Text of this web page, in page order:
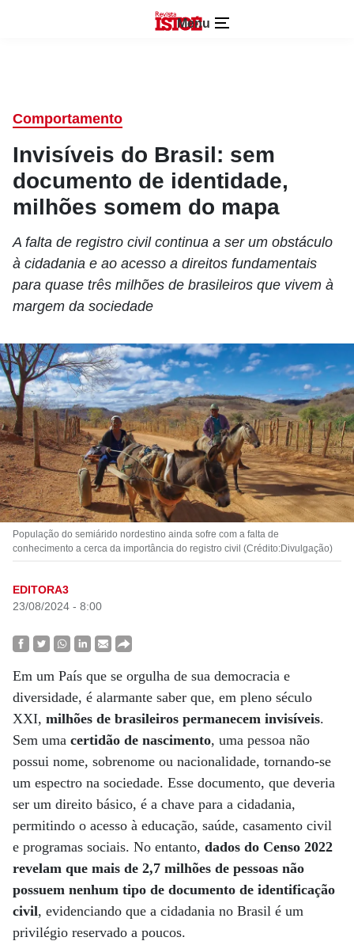
Menu
Comportamento
Invisíveis do Brasil: sem
documento de identidade,
milhões somem do mapa
A falta de registro civil continua a ser um obstáculo
à cidadania e ao acesso a direitos fundamentais
para quase três milhões de brasileiros que vivem à
margem da sociedade
População do semiárido nordestino ainda sofre com a falta de
conhecimento a cerca da importância do registro civil (Crédito:Divulgação)
EDITORA3
23/08/2024 - 8:00
Em um País que se orgulha de sua democracia e
diversidade, é alarmante saber que, em pleno século
XXI, milhões de brasileiros permanecem invisíveis.
Sem uma certidão de nascimento, uma pessoa não
possui nome, sobrenome ou nacionalidade, tornando-se
um espectro na sociedade. Esse documento, que deveria
ser um direito básico, é a chave para a cidadania,
permitindo o acesso à educação, saúde, casamento civil
e programas sociais. No entanto, dados do Censo 2022
revelam que mais de 2,7 milhões de pessoas não
possuem nenhum tipo de documento de identificação
civil, evidenciando que a cidadania no Brasil é um
privilégio reservado a poucos.